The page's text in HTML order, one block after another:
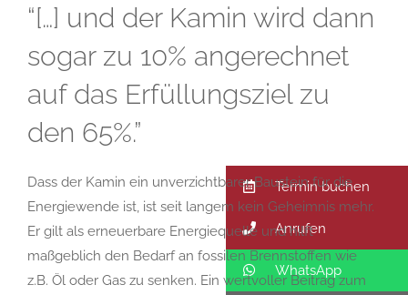
“[…] und der Kamin wird dann
sogar zu 10% angerechnet
auf das Erfüllungsziel zu
den 65%.”
Dass der Kamin ein unverzichtbarer Baustein für die
Energiewende ist, ist seit langem kein Geheimnis mehr.
Er gilt als erneuerbare Energiequelle und hilft
maßgeblich den Bedarf an fossilen Brennstoffen wie
z.B. Öl oder Gas zu senken. Ein wertvoller Beitrag zum
Termin buchen
Anrufen
WhatsApp